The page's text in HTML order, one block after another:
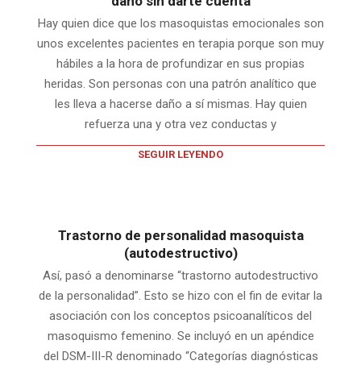
Hay quien dice que los masoquistas emocionales son
unos excelentes pacientes en terapia porque son muy
hábiles a la hora de profundizar en sus propias
heridas. Son personas con una patrón analítico que
les lleva a hacerse daño a sí mismas. Hay quien
refuerza una y otra vez conductas y
SEGUIR LEYENDO
Trastorno de personalidad masoquista
(autodestructivo)
Así, pasó a denominarse “trastorno autodestructivo
de la personalidad”. Esto se hizo con el fin de evitar la
asociación con los conceptos psicoanalíticos del
masoquismo femenino. Se incluyó en un apéndice
del DSM-III-R denominado “Categorías diagnósticas